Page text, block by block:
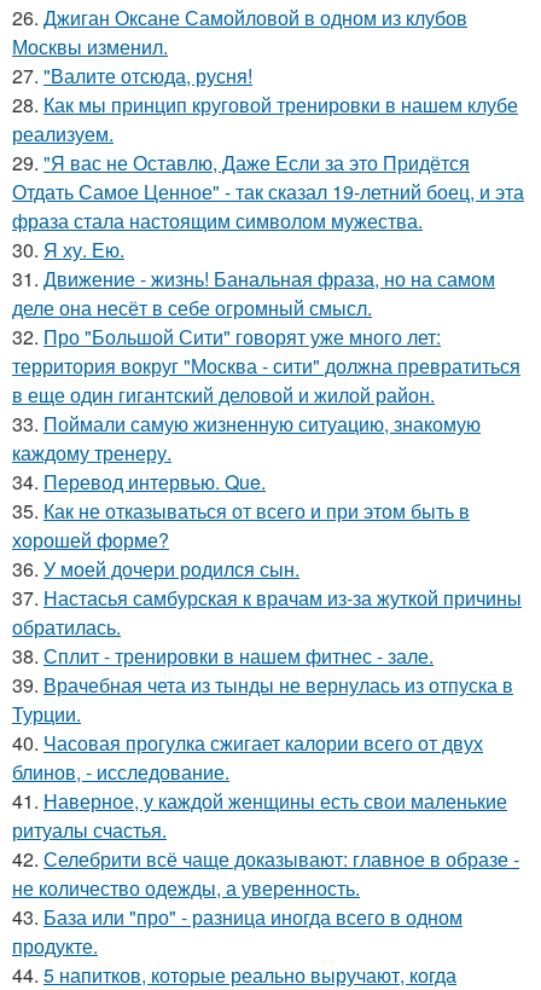
26. Джиган Оксане Самойловой в одном из клубов
Москвы изменил.
27. "Валите отсюда, русня!
28. Как мы принцип круговой тренировки в нашем клубе
реализуем.
29. "Я вас не Оставлю, Даже Если за это Придётся
Отдать Самое Ценное" - так сказал 19-летний боец, и эта
фраза стала настоящим символом мужества.
30. Я ху. Ею.
31. Движение - жизнь! Банальная фраза, но на самом
деле она несёт в себе огромный смысл.
32. Про "Большой Сити" говорят уже много лет:
территория вокруг "Москва - сити" должна превратиться
в еще один гигантский деловой и жилой район.
33. Поймали самую жизненную ситуацию, знакомую
каждому тренеру.
34. Перевод интервью. Que.
35. Как не отказываться от всего и при этом быть в
хорошей форме?
36. У моей дочери родился сын.
37. Настасья самбурская к врачам из-за жуткой причины
обратилась.
38. Сплит - тренировки в нашем фитнес - зале.
39. Врачебная чета из тынды не вернулась из отпуска в
Турции.
40. Часовая прогулка сжигает калории всего от двух
блинов, - исследование.
41. Наверное, у каждой женщины есть свои маленькие
ритуалы счастья.
42. Селебрити всё чаще доказывают: главное в образе -
не количество одежды, а уверенность.
43. База или "про" - разница иногда всего в одном
продукте.
44. 5 напитков, которые реально выручают, когда